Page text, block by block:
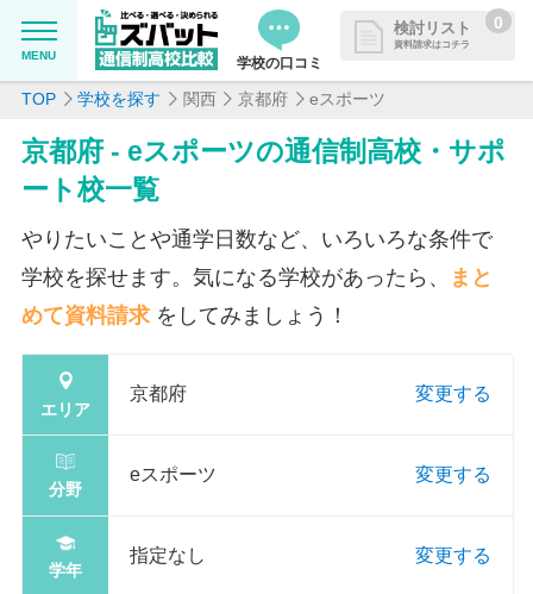
MENU 学校の口コミ
検討リスト
資料請求はコチラ
0
追加した学校を一覧で確認・まと
MENU
学校を探したい
通信制高校について知りたい
はじめての方へ
よくある質問
掲載を希望される学校様へ
TOP 学校を探す 関西 京都府 eスポーツ
京都府 - eスポーツの通信制高校・サポ
ート校一覧
やりたいことや通学日数など、いろいろな条件で
学校を探せます。気になる学校があったら、
まと
めて資料請求をしてみましょう！
エリア
京都府 変更する
分野
eスポーツ 変更する
学年
指定なし 変更する